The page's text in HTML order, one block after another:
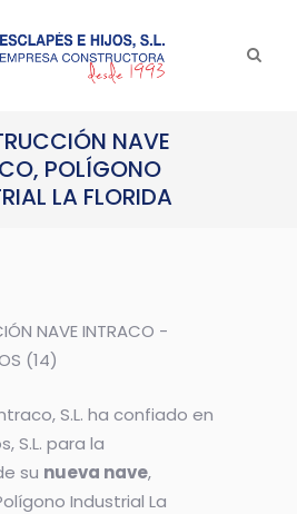
NAVE
POLÍGONO
LA FLORIDA
S.L. ha confiado en
S.L. para la
su nueva nave,
Industrial La